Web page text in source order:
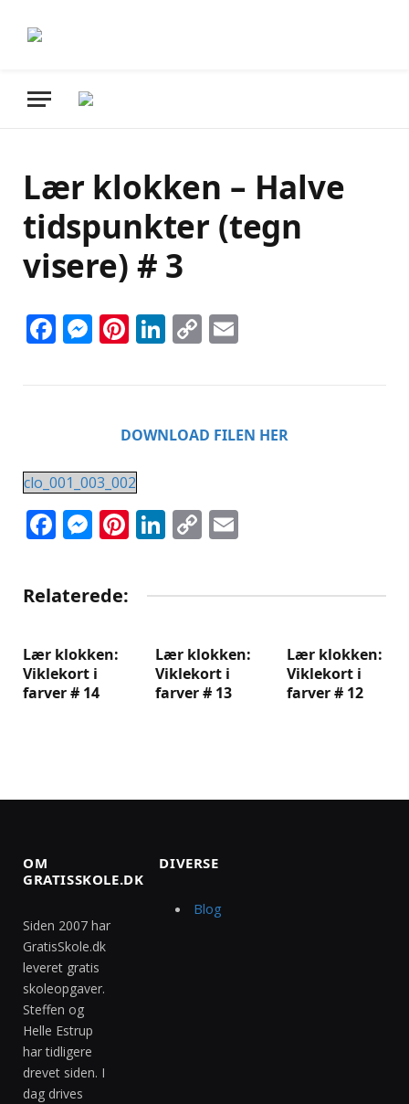
Lær klokken – Halve
tidspunkter (tegn
visere) # 3
Facebook
Messenger
Pinterest
LinkedIn
Copy
DOWNLOAD FILEN HER
clo_001_003_002
Facebook
Messenger
Pinterest
LinkedIn
Copy
Relaterede:
Lær klokken:
Viklekort i
farver # 14
Lær klokken:
Viklekort i
farver # 13
Lær klokken:
Viklekort i
farver # 12
OM
GRATISSKOLE.DK
Siden 2007 har
GratisSkole.dk
leveret gratis
skoleopgaver.
Steffen og
Helle Estrup
har tidligere
drevet siden. I
dag drives
DIVERSE
Blog